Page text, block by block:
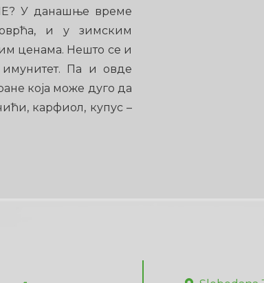
У данашње време
и у зимским
ценама. Нешто се и
Па и овде
која може дуго да
карфиол, купус –